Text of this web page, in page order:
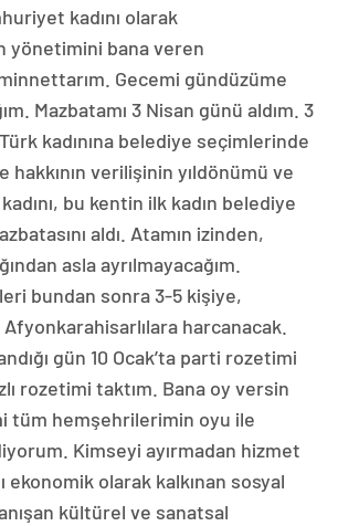
kadını olarak
yönetimini bana veren
Gecemi gündüzüme
Mazbatamı 3 Nisan günü aldım. 3
kadınına belediye seçimlerinde
hakkının verilişinin yıldönümü ve
bu kentin ilk kadın belediye
aldı. Atamın izinden,
asla ayrılmayacağım.
bundan sonra 3-5 kişiye,
harcanacak.
gün 10 Ocak’ta parti rozetimi
rozetimi taktım. Bana oy versin
tüm hemşehrilerimin oyu ile
Kimseyi ayırmadan hizmet
ekonomik olarak kalkınan sosyal
kültürel ve sanatsal